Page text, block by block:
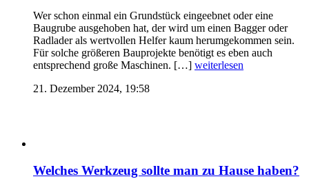
Wer schon einmal ein Grundstück eingeebnet oder eine
Baugrube ausgehoben hat, der wird um einen Bagger oder
Radlader als wertvollen Helfer kaum herumgekommen sein.
Für solche größeren Bauprojekte benötigt es eben auch
entsprechend große Maschinen. […] weiterlesen
21. Dezember 2024, 19:58
Welches Werkzeug sollte man zu Hause haben?